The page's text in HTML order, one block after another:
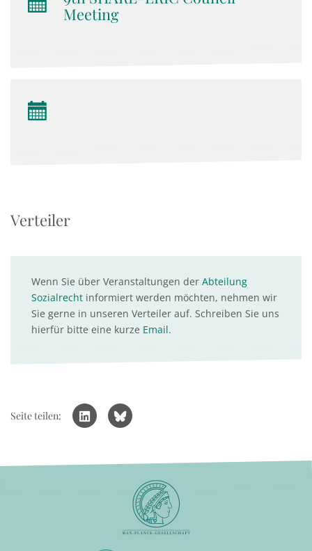
Meeting
Verteiler
Wenn Sie über Veranstaltungen der Abteilung
Sozialrecht informiert werden möchten, nehmen wir
Sie gerne in unseren Verteiler auf. Schreiben Sie uns
hierfür bitte eine kurze Email.
Seite teilen: